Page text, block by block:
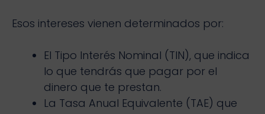
Esos intereses vienen determinados por:
El Tipo Interés Nominal (TIN), que indica
lo que tendrás que pagar por el
dinero que te prestan.
La Tasa Anual Equivalente (TAE) que